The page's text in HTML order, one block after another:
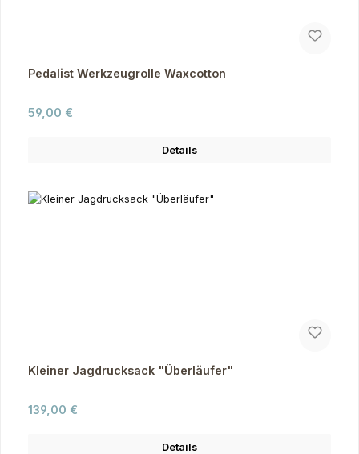
Pedalist Werkzeugrolle Waxcotton
Regulärer Preis:
59,00 €
Details
Kleiner Jagdrucksack "Überläufer"
Regulärer Preis:
139,00 €
Details